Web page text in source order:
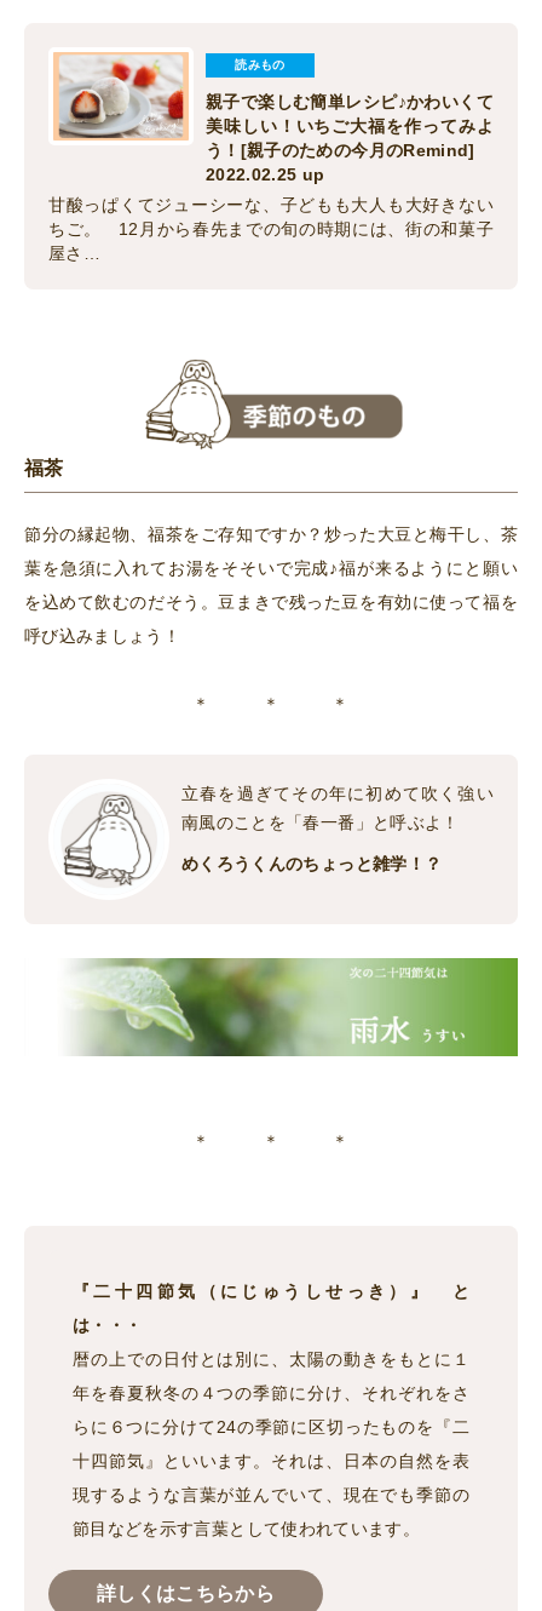
読みもの
親子で楽しむ簡単レシピ♪かわいくて
美味しい！いちご大福を作ってみよ
う！[親子のための今月のRemind]
2022.02.25 up
甘酸っぱくてジューシーな、子どもも大人も大好きない
ちご。 12月から春先までの旬の時期には、街の和菓子
屋さ…
福茶
節分の縁起物、福茶をご存知ですか？炒った大豆と梅干し、茶
葉を急須に入れてお湯をそそいで完成♪福が来るようにと願い
を込めて飲むのだそう。豆まきで残った豆を有効に使って福を
呼び込みましょう！
＊ ＊ ＊
立春を過ぎてその年に初めて吹く強い
南風のことを「春一番」と呼ぶよ！
めくろうくんのちょっと雑学！？
＊ ＊ ＊
『二十四節気（にじゅうしせっき）』 と
は・・・
暦の上での日付とは別に、太陽の動きをもとに１
年を春夏秋冬の４つの季節に分け、それぞれをさ
らに６つに分けて24の季節に区切ったものを『二
十四節気』といいます。それは、日本の自然を表
現するような言葉が並んでいて、現在でも季節の
節目などを示す言葉として使われています。
詳しくはこちらから